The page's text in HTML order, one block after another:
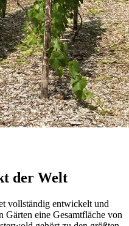
der Welt
vollständig entwickelt und
Gärten eine Gesamtfläche von